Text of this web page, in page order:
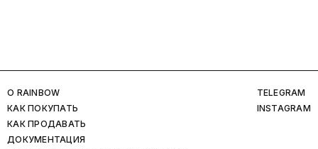
O RAINBOW
КАК ПОКУПАТЬ
КАК ПРОДАВАТЬ
ДОКУМЕНТАЦИЯ
TELEGRAM
INSTAGRAM